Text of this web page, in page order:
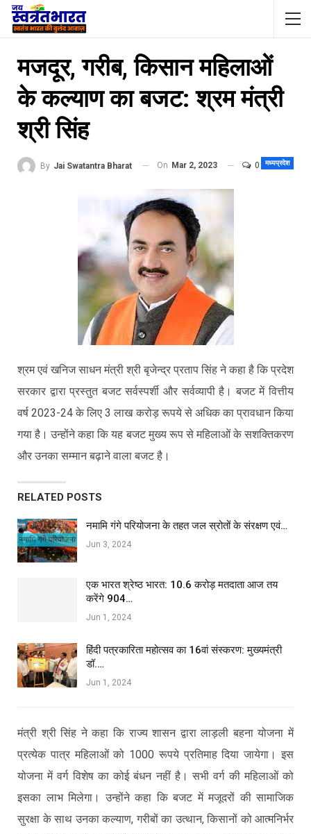
मजदूर, गरीब, किसान महिलाओं
के कल्याण का बजट: श्रम मंत्री
श्री सिंह
मध्यप्रदेश
By Jai Swatantra Bharat On Mar 2, 2023 0
श्रम एवं खनिज साधन मंत्री श्री बृजेन्द्र प्रताप सिंह ने कहा है कि प्रदेश
सरकार द्वारा प्रस्तुत बजट सर्वस्पर्शी और सर्वव्यापी है। बजट में वित्तीय
वर्ष 2023-24 के लिए 3 लाख करोड़ रूपये से अधिक का प्रावधान किया
गया है। उन्होंने कहा कि यह बजट मुख्य रूप से महिलाओं के सशक्तिकरण
और उनका सम्मान बढ़ाने वाला बजट है।
RELATED POSTS
नमामि गंगे परियोजना के तहत जल स्रोतों के संरक्षण एवं…
Jun 3, 2024
एक भारत श्रेष्ठ भारत: 10.6 करोड़ मतदाता आज तय
करेंगे 904…
Jun 1, 2024
हिंदी पत्रकारिता महोत्सव का 16वां संस्करण: मुख्यमंत्री
डॉ.…
Jun 1, 2024
मंत्री श्री सिंह ने कहा कि राज्य शासन द्वारा लाड़ली बहना योजना में
प्रत्येक पात्र महिलाओं को 1000 रूपये प्रतिमाह दिया जायेगा। इस
योजना में वर्ग विशेष का कोई बंधन नहीं है। सभी वर्ग की महिलाओं को
इसका लाभ मिलेगा। उन्होंने कहा कि बजट में मजूदरों की सामाजिक
सुरक्षा के साथ उनका कल्याण, गरीबों का उत्थान, किसानों को आत्मनिर्भर